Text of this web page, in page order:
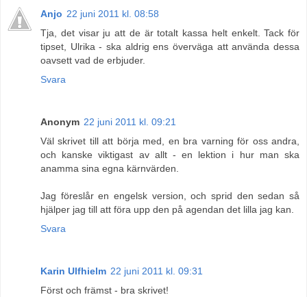
Anjo 22 juni 2011 kl. 08:58
Tja, det visar ju att de är totalt kassa helt enkelt. Tack för
tipset, Ulrika - ska aldrig ens överväga att använda dessa
oavsett vad de erbjuder.
Svara
Anonym 22 juni 2011 kl. 09:21
Väl skrivet till att börja med, en bra varning för oss andra,
och kanske viktigast av allt - en lektion i hur man ska
anamma sina egna kärnvärden.
Jag föreslår en engelsk version, och sprid den sedan så
hjälper jag till att föra upp den på agendan det lilla jag kan.
Svara
Karin Ulfhielm 22 juni 2011 kl. 09:31
Först och främst - bra skrivet!